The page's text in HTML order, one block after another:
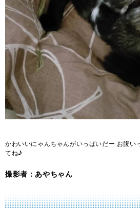
かわいいにゃんちゃんがいっぱいだー お腹い
てね♪
撮影者：あやちゃん